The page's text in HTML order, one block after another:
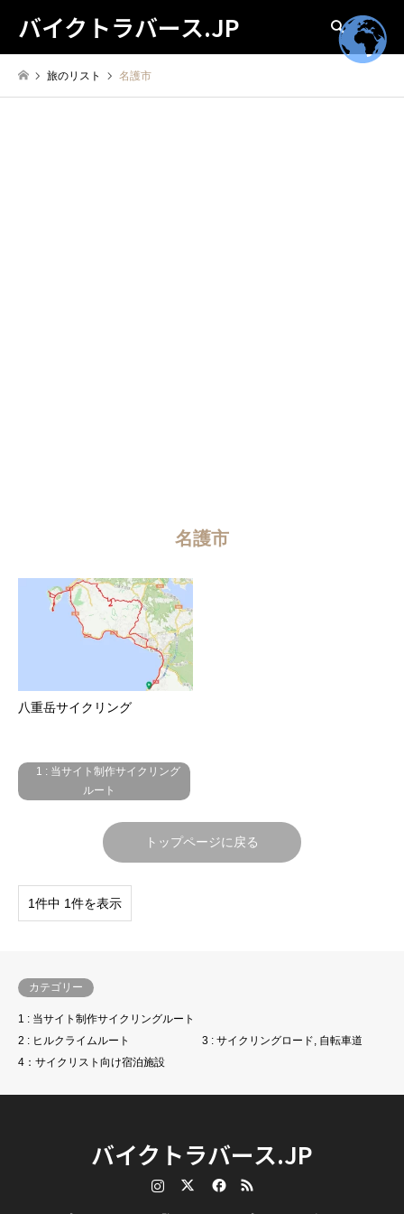
バイクトラバース.JP 検索
旅のリスト 名護市
名護市
八重岳サイクリング
1 : 当サイト制作サイクリング
ルート
トップページに戻る
1件中 1件を表示
カテゴリー
1 : 当サイト制作サイクリングルート
2 : ヒルクライムルート
3 : サイクリングロード, 自転車道
4：サイクリスト向け宿泊施設
バイクトラバース.JP
RSS